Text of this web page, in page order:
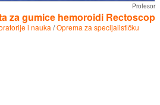
Profesor
za gumice hemoroidi Rectoscop
i nauka /Oprema za specijalističku